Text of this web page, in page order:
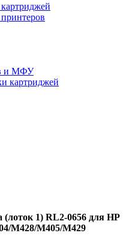
и МФУ
картриджей
(лоток 1) RL2-0656 для HP
M428/M405/M429